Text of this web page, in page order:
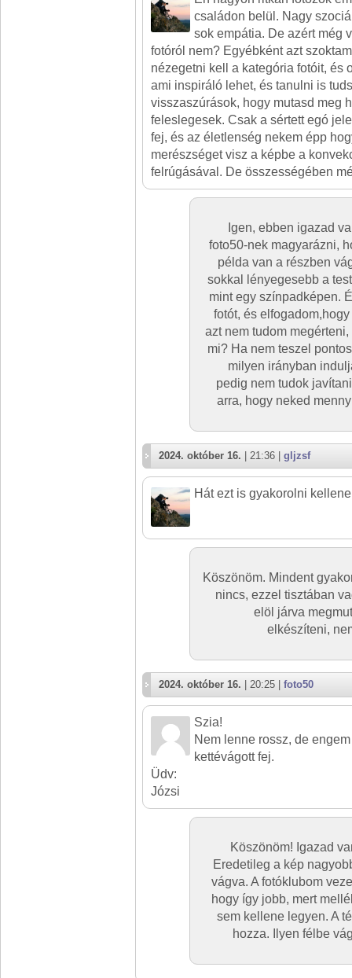
családon belül. Nagy
sok empátia. De azért még
fotóról nem? Egyébként azt
nézegetni kell a kategória fotóit, és
ami inspiráló lehet, és tanulni is
visszaszúrások, hogy mutasd meg
feleslegesek. Csak a sértett egó
fej, és az életlenség nekem épp
merészséget visz a képbe a
felrúgásával. De összességében
Igen, ebben igazad
foto50-nek magyarázni,
példa van a részben
sokkal lényegesebb a
mint egy színpadképen.
fotót, és
azt nem tudom
mi? Ha nem teszel
milyen irányban
pedig nem tudok
arra, hogy neked
2024. október 16. | 21:36 | gljzsf
Hát ezt is gyakorolni
Köszönöm. Mindent
nincs, ezzel tisztában
elöl járva
elkészíteni,
2024. október 16. | 20:25 | foto50
Szia!
Nem lenne rossz, de
kettévágott fej.
Üdv:
Józsi
Köszönöm! Igazad
Eredetileg a kép
vágva. A fotóklubom
hogy így jobb, mert
sem kellene legyen. A
hozza. Ilyen félbe